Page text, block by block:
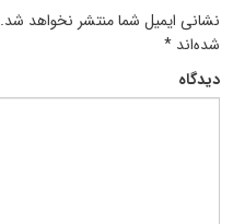
نشانی ایمیل شما منتشر نخواهد شد.
شده‌اند *
دیدگاه